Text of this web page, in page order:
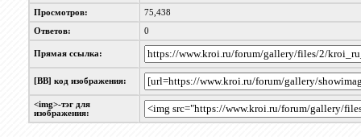
Просмотров: 75,438
Ответов: 0
Прямая ссылка:
[BB] код изображения:
<img>-тэг для
изображения: